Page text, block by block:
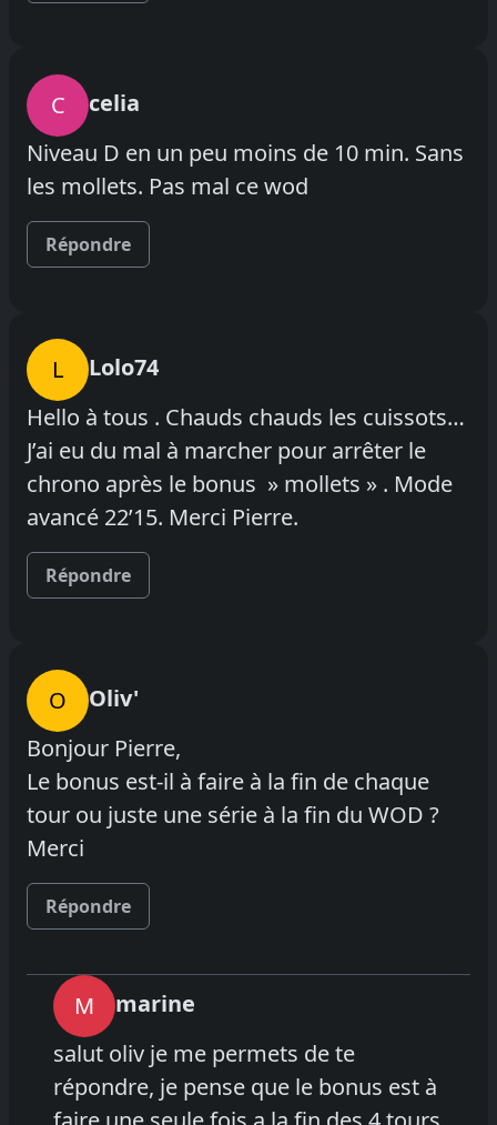
C
celia
Niveau D en un peu moins de 10 min. Sans
les mollets. Pas mal ce wod
Répondre
L
Lolo74
Hello à tous . Chauds chauds les cuissots…
J’ai eu du mal à marcher pour arrêter le
chrono après le bonus » mollets » . Mode
avancé 22’15. Merci Pierre.
Répondre
O
Oliv'
Bonjour Pierre,
Le bonus est-il à faire à la fin de chaque
tour ou juste une série à la fin du WOD ?
Merci
Répondre
M
marine
salut oliv je me permets de te
répondre, je pense que le bonus est à